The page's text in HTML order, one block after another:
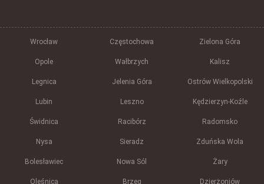
Wrocław Częstochowa Zielona Góra
Opole Wałbrzych Kalisz
Legnica Jelenia Góra Ostrów Wielkopolski
Lubin Leszno Kędzierzyn-Koźle
Świdnica Racibórz Radomsko
Nysa Sieradz Zduńska Wola
Bolesławiec Nowa Sól Żary
Oleśnica Brzeg Dzierżoniów